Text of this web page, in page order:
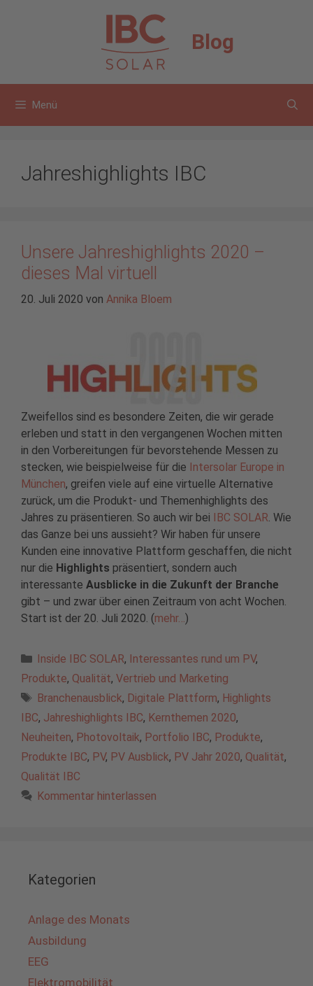
Blog
Menü
Jahreshighlights IBC
Unsere Jahreshighlights 2020 –
dieses Mal virtuell
20. Juli 2020 von Annika Bloem
Zweifellos sind es besondere Zeiten, die wir gerade
erleben und statt in den vergangenen Wochen mitten
in den Vorbereitungen für bevorstehende Messen zu
stecken, wie beispielweise für die Intersolar Europe in
München, greifen viele auf eine virtuelle Alternative
zurück, um die Produkt- und Themenhighlights des
Jahres zu präsentieren. So auch wir bei
IBC SOLAR. Wie
das Ganze bei uns aussieht? Wir haben für unsere
Kunden eine innovative Plattform geschaffen, die nicht
nur die Highlights präsentiert, sondern auch
interessante Ausblicke in die Zukunft der Branche
gibt – und zwar über einen Zeitraum von acht Wochen.
Start ist der 20. Juli 2020. (mehr…)
Kategorien
Inside IBC SOLAR, Interessantes rund um PV,
Produkte, Qualität, Vertrieb und Marketing
Schlagwörter
Branchenausblick, Digitale Plattform, Highlights
IBC, Jahreshighlights IBC, Kernthemen 2020,
Neuheiten, Photovoltaik, Portfolio IBC, Produkte,
Produkte IBC, PV, PV Ausblick, PV Jahr 2020, Qualität,
Qualität IBC
Kommentar hinterlassen
Kategorien
Anlage des Monats
Ausbildung
EEG
Elektromobilität